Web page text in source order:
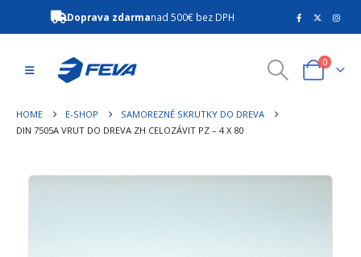
Doprava zdarmanad 500€ bez DPH
0
HOME E-SHOP
SAMOREZNÉ SKRUTKY DO DREVA
DIN 7505A VRUT DO DREVA ZH CELOZÁVIT PZ – 4 X 80